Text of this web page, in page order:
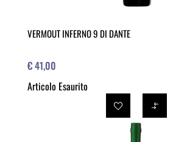
VERMOUT INFERNO 9 DI DANTE
€ 41,00
Articolo Esaurito